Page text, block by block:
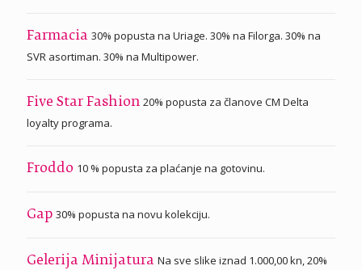
Farmacia 30% popusta na Uriage. 30% na Filorga. 30% na
SVR asortiman. 30% na Multipower.
Five Star Fashion 20% popusta za članove CM Delta
loyalty programa.
Froddo 10 % popusta za plaćanje na gotovinu.
Gap 30% popusta na novu kolekciju.
Gelerija Minijatura Na sve slike iznad 1.000,00 kn, 20%